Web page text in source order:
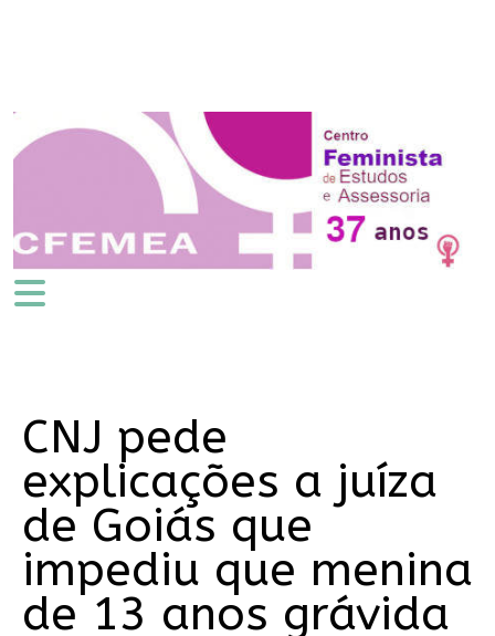
CNJ pede
explicações a juíza
de Goiás que
impediu que menina
de 13 anos grávida